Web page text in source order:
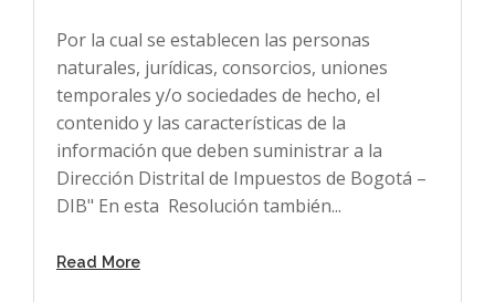
Por la cual se establecen las personas
naturales, jurídicas, consorcios, uniones
temporales y/o sociedades de hecho, el
contenido y las características de la
información que deben suministrar a la
Dirección Distrital de Impuestos de Bogotá –
DIB" En esta Resolución también...
Read More